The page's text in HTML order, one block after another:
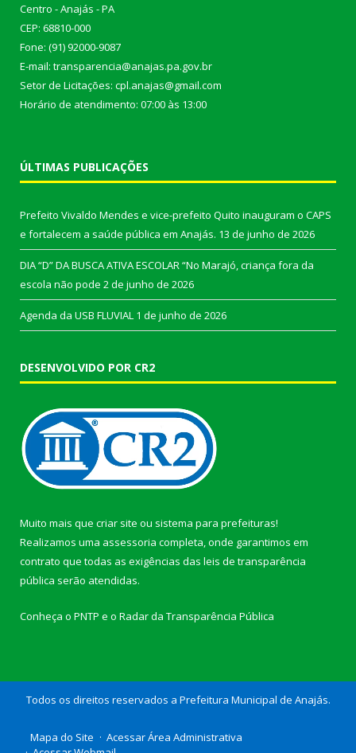
Centro - Anajás - PA
CEP: 68810-000
Fone: (91) 92000-9087
E-mail: transparencia@anajas.pa.gov.br
Setor de Licitações: cpl.anajas@gmail.com
Horário de atendimento: 07:00 às 13:00
ÚLTIMAS PUBLICAÇÕES
Prefeito Vivaldo Mendes e vice-prefeito Quito inauguram o CAPS
e fortalecem a saúde pública em Anajás. 13 de junho de 2026
DIA “D” DA BUSCA ATIVA ESCOLAR “No Marajó, criança fora da
escola não pode 2 de junho de 2026
Agenda da USB FLUVIAL 1 de junho de 2026
DESENVOLVIDO POR CR2
Muito mais que criar site ou sistema para prefeituras!
Realizamos uma assessoria completa, onde garantimos em
contrato que todas as exigências das leis de transparência
pública serão atendidas.
Conheça o PNTP e o Radar da Transparência Pública
Todos os direitos reservados a Prefeitura Municipal de Anajás.
Mapa do Site
Acessar Área Administrativa